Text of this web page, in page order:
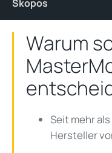
Skopos
Warum
Seit mehr
Hersteller